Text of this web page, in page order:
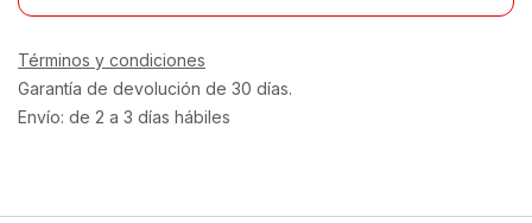
Términos y condiciones
Garantía de devolución de 30 días.
Envío: de 2 a 3 días hábiles